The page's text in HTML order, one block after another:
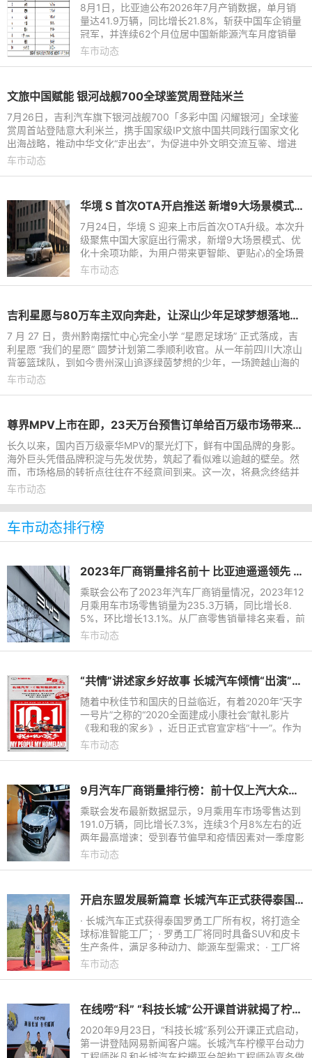
8月1日，比亚迪公布2026年7月产销数据，单月销
量达41.9万辆，同比增长21.8%，斩获中国车企销量
冠军，并连续62个月位居中国新能源汽车月度销量
首位。这份强劲表现延续至下半年，继2026年上半
车市动态
文旅中国赋能 银河战舰700全球鉴赏周登陆米兰
7月26日，吉利汽车旗下银河战舰700「多彩中国 闪耀银河」全球鉴
赏周首站登陆意大利米兰，携手国家级IP文旅中国共同践行国家文化
出海战略，推动中华文化“走出去”，为促进中外文明交流互鉴、增进
国际文化交流搭建起全
车市动态
华境 S 首次OTA开启推送 新增9大场景模式优化十余项功能
7月24日，华境 S 迎来上市后首次OTA升级。本次升
级聚焦中国大家庭出行需求，新增9大场景模式、优
化十余项功能，为用户带来更智能、更贴心的全场景
出行体验。
车市动态
吉利星愿与80万车主双向奔赴，让深山少年足球梦想落地生根
7 月 27 日，贵州黔南摆忙中心完全小学 “星愿足球场” 正式落成，吉
利星愿 “我们的星愿” 圆梦计划第二季顺利收官。从一年前四川大凉山
背篓篮球队，到如今贵州深山追逐绿茵梦想的少年，一场跨越山海的
公益接力持续
车市动态
尊界MPV上市在即，23天万台预售订单给百万级市场带来全新变量
长久以来，国内百万级豪华MPV的聚光灯下，鲜有中国品牌的身影。
海外巨头凭借品牌积淀与先发优势，筑起了看似难以逾越的壁垒。然
而，市场格局的转折点往往在不经意间到来。这一次，将悬念终结并
重新点燃高端市场热情的
车市动态
车市动态排行榜
2023年厂商销量排名前十 比亚迪遥遥领先 长城垫底
乘联会公布了2023年汽车厂商销量情况，2023年12
月乘用车市场零售销量为235.3万辆，同比增长8.
5%，环比增长13.1%。从厂商零售销量排名来看，前
十的车企分别为比亚迪、一汽-大众、上汽大众、吉
车市动态
​“共情”讲述家乡好故事 长城汽车倾情“出演”电影《我和我的家乡》
随着中秋佳节和国庆的日益临近，有着2020年“天字
一号片”之称的“2020全面建成小康社会”献礼影片
《我和我的家乡》，近日正式官宣定档“十一”。作为
影片《我和我的祖国》的姊妹篇，电影《我和我的家
车市动态
9月汽车厂商销量排行榜：前十仅上汽大众下滑
乘联会发布最新数据显示，9月乘用车市场零售达到
191.0万辆，同比增长7.3%，连续3个月8%左右的近
两年最高增速；受到春节偏早和疫情因素对一季度影
响，1-9月的全国乘用车市场累计零售1292.5万辆，
车市动态
开启东盟发展新篇章 长城汽车正式获得泰国罗勇工厂所有权
· 长城汽车正式获得泰国罗勇工厂所有权，将打造全
球标准智能工厂；· 罗勇工厂将同时具备SUV和皮卡
生产条件，满足多种动力、能源车型需求；· 工厂将
于2021年一季度投产，初期年产能可达8万辆。
车市动态
在线唠“科” “科技长城”公开课首讲就揭了柠檬平台的老底？
2020年9月23日，“科技长城”系列公开课正式启动，
第一讲登陆网易新闻客户端。长城汽车柠檬平台动力